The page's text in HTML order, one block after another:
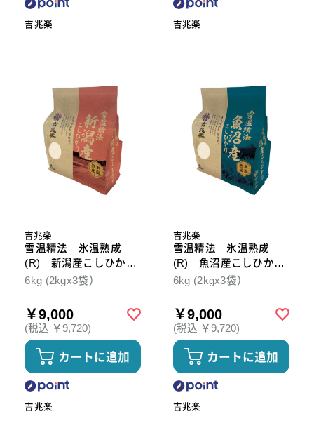
吉兆楽 吉兆楽
吉兆楽
雪温精法 氷温熟成
(R) 新潟産こしひか
り 6kg
6kg (2kgx3袋）
￥9,000
(税込 ￥9,720)
カートに追加
吉兆楽
吉兆楽
雪温精法 氷温熟成
(R) 魚沼産こしひか
り 6kg
6kg (2kgx3袋）
￥9,000
(税込 ￥9,720)
カートに追加
吉兆楽